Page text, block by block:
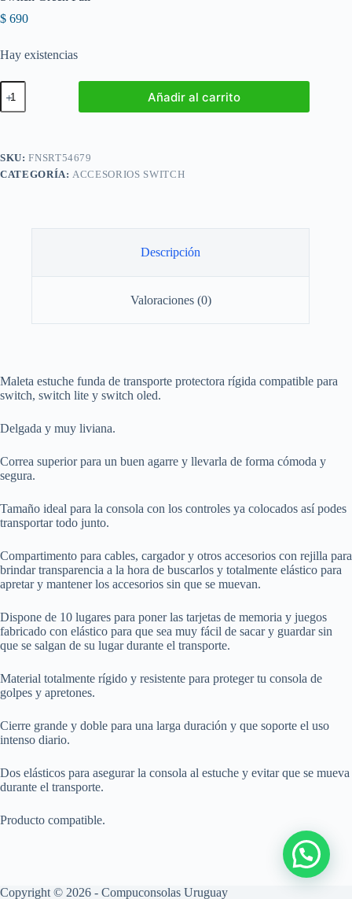
$ 690
Hay existencias
Funda
Estuche
Transporte
Para
Switch
Añadir al carrito
SKU:FNSRT54679
CATEGORÍA:ACCESORIOS SWITCH
Descripción
Valoraciones (0)
Maleta estuche funda de transporte protectora rígida compatible para
switch, switch lite y switch oled.
Delgada y muy liviana.
Correa superior para un buen agarre y llevarla de forma cómoda y
segura.
Tamaño ideal para la consola con los controles ya colocados así podes
transportar todo junto.
Compartimento para cables, cargador y otros accesorios con rejilla para
brindar transparencia a la hora de buscarlos y totalmente elástico para
apretar y mantener los accesorios sin que se muevan.
Dispone de 10 lugares para poner las tarjetas de memoria y juegos
fabricado con elástico para que sea muy fácil de sacar y guardar sin
que se salgan de su lugar durante el transporte.
Material totalmente rígido y resistente para proteger tu consola de
golpes y apretones.
Cierre grande y doble para una larga duración y que soporte el uso
intenso diario.
Dos elásticos para asegurar la consola al estuche y evitar que se mueva
durante el transporte.
Producto compatible.
Copyright © 2026 - Compuconsolas Uruguay